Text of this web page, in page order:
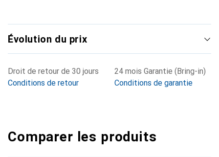
Évolution du prix
Droit de retour de 30 jours
Conditions de retour
24 mois Garantie (Bring-in)
Conditions de garantie
Comparer les produits